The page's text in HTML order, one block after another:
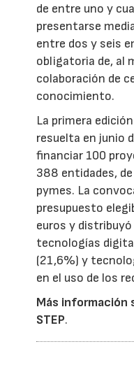
de entre uno y
presentarse
entre dos y seis
obligatoria de, al
colaboración de
conocimiento.
La primera
resuelta en junio
financiar 100
388 entidades,
pymes. La
presupuesto
euros y
tecnologías
(21,6%) y
en el uso de los
Más
STEP.